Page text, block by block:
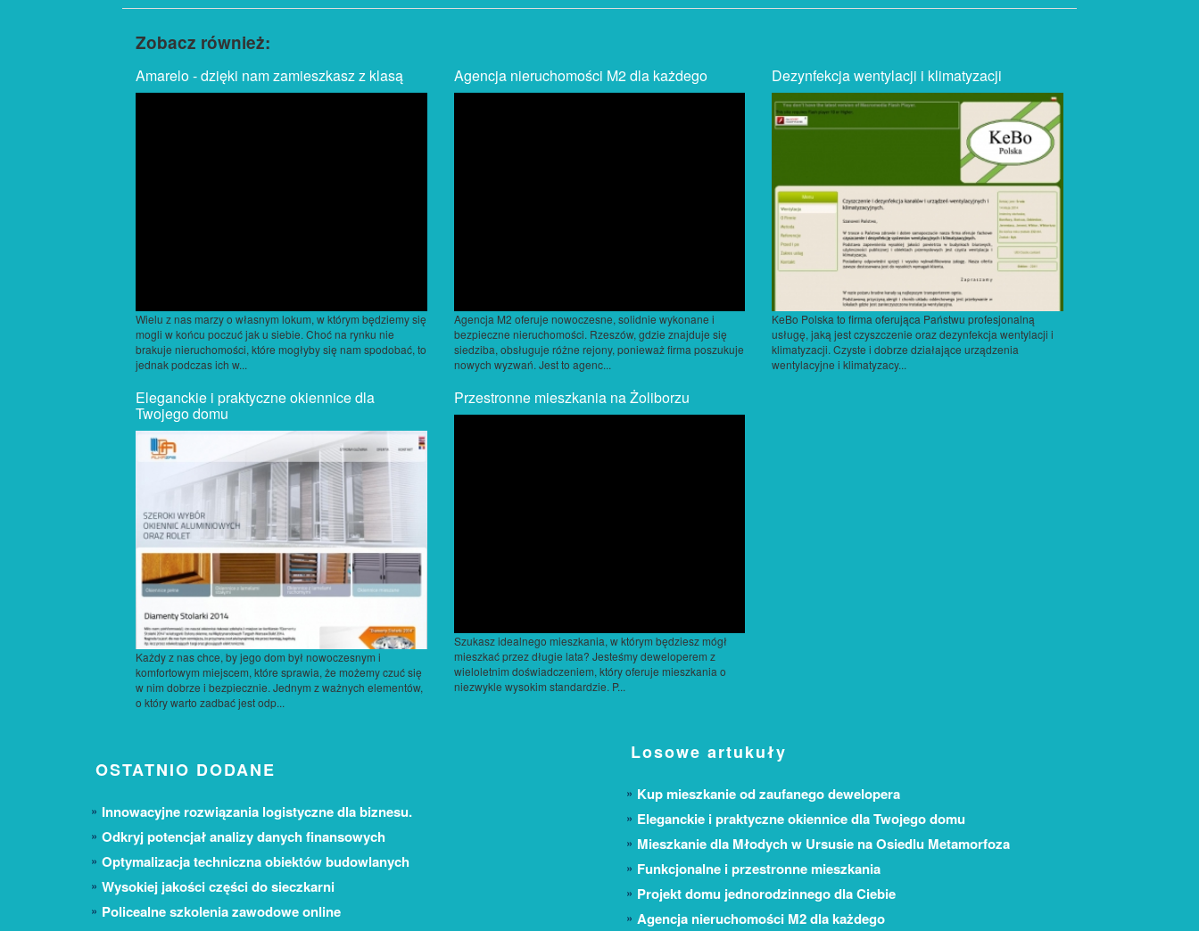
Zobacz również:
Amarelo - dzięki nam zamieszkasz z klasą
Wielu z nas marzy o własnym lokum, w którym będziemy się
mogli w końcu poczuć jak u siebie. Choć na rynku nie
brakuje nieruchomości, które mogłyby się nam spodobać, to
jednak podczas ich w...
Agencja nieruchomości M2 dla każdego
Agencja M2 oferuje nowoczesne, solidnie wykonane i
bezpieczne nieruchomości. Rzeszów, gdzie znajduje się
siedziba, obsługuje różne rejony, ponieważ firma poszukuje
nowych wyzwań. Jest to agenc...
Dezynfekcja wentylacji i klimatyzacji
KeBo Polska to firma oferująca Państwu profesjonalną
usługę, jaką jest czyszczenie oraz dezynfekcja wentylacji i
klimatyzacji. Czyste i dobrze działające urządzenia
wentylacyjne i klimatyzacy...
Eleganckie i praktyczne okiennice dla
Twojego domu
Każdy z nas chce, by jego dom był nowoczesnym i
komfortowym miejscem, które sprawia, że możemy czuć się
w nim dobrze i bezpiecznie. Jednym z ważnych elementów,
o który warto zadbać jest odp...
Przestronne mieszkania na Żoliborzu
Szukasz idealnego mieszkania, w którym będziesz mógł
mieszkać przez długie lata? Jesteśmy deweloperem z
wieloletnim doświadczeniem, który oferuje mieszkania o
niezwykle wysokim standardzie. P...
OSTATNIO DODANE
Innowacyjne rozwiązania logistyczne dla biznesu.
Odkryj potencjał analizy danych finansowych
Optymalizacja techniczna obiektów budowlanych
Wysokiej jakości części do sieczkarni
Policealne szkolenia zawodowe online
Losowe artukuły
Kup mieszkanie od zaufanego dewelopera
Eleganckie i praktyczne okiennice dla Twojego domu
Mieszkanie dla Młodych w Ursusie na Osiedlu Metamorfoza
Funkcjonalne i przestronne mieszkania
Projekt domu jednorodzinnego dla Ciebie
Agencja nieruchomości M2 dla każdego